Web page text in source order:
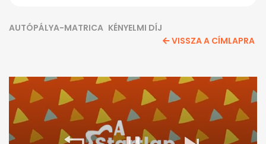
AUTÓPÁLYA-MATRICA KÉNYELMI DÍJ
VISSZA A CÍMLAPRA